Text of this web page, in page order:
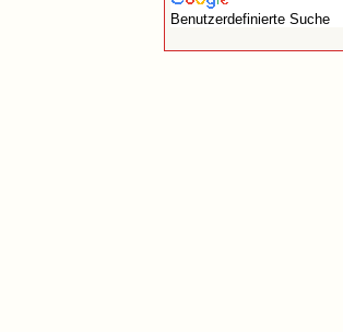
Benutzerdefinierte Suche